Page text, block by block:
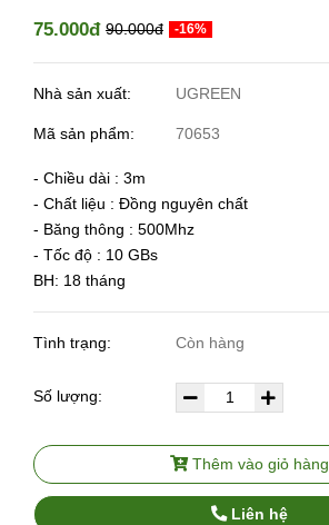
75.000đ 90.000đ -16%
Nhà sản xuất: UGREEN
Mã sản phẩm: 70653
- Chiều dài : 3m
- Chất liệu : Đồng nguyên chất
- Băng thông : 500Mhz
- Tốc độ : 10 GBs
BH: 18 tháng
Tình trạng: Còn hàng
Số lượng:
Thêm vào giỏ hàng
Liên hệ